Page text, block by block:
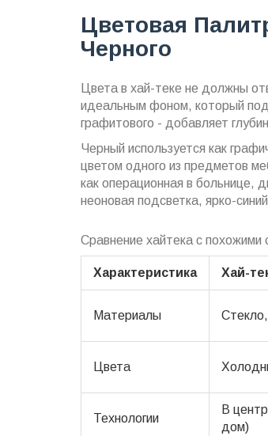
Цветовая
Черного
Цвета в хай-теке не должны
идеальным фоном, который
графитового - добавляет
Черный используется как
цветом одного из предметов
как операционная в больнице,
неоновая подсветка, ярко-
Сравнение хайтека с похожими
Характеристика Хай-
Материалы
Цвета
Технологии
В
дом)